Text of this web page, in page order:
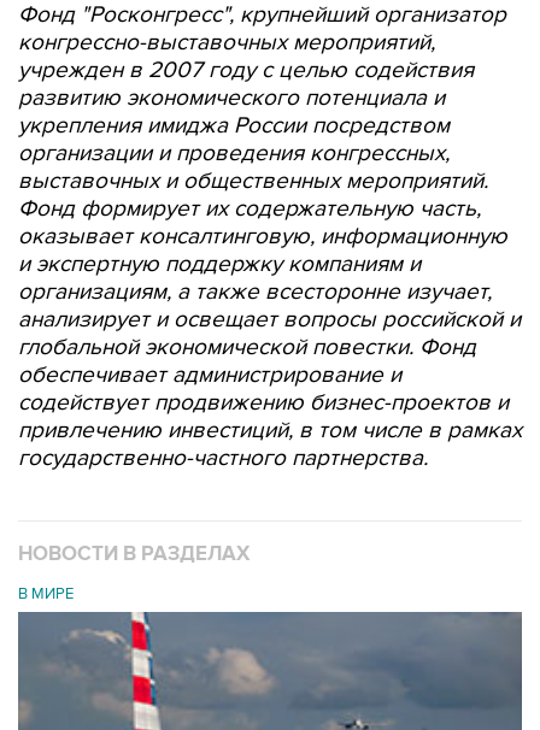
Фонд "Росконгресс", крупнейший организатор
конгрессно-выставочных мероприятий,
учрежден в 2007 году с целью содействия
развитию экономического потенциала и
укрепления имиджа России посредством
организации и проведения конгрессных,
выставочных и общественных мероприятий.
Фонд формирует их содержательную часть,
оказывает консалтинговую, информационную
и экспертную поддержку компаниям и
организациям, а также всесторонне изучает,
анализирует и освещает вопросы российской и
глобальной экономической повестки. Фонд
обеспечивает администрирование и
содействует продвижению бизнес-проектов и
привлечению инвестиций, в том числе в рамках
государственно-частного партнерства.
НОВОСТИ В РАЗДЕЛАХ
В МИРЕ